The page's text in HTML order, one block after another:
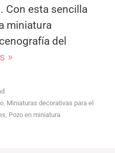
Con esta sencilla
miniatura
del
»
, Miniaturas decorativas para el
Pozo en miniatura